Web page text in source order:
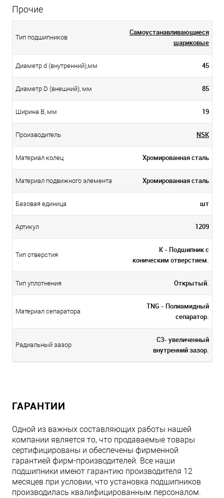
Прочие
Тип подшипников
Самоустанавливающиеся
шариковые
Диаметр d (внутренний),мм 45
Диаметр D (внешний), мм 85
Ширина B, мм 19
Производитель NSK
Материал колец Хромированная сталь
Материал подвижного элемента Хромированная сталь
Базовая единица шт
Артикул 1209
Тип отверстия
K - Подшипник с
коническим отверстием.
Тип уплотнения Открытый.
Материал сепаратора
TNG - Полиамидный
сепаратор.
Радиальный зазор
C3- увеличенный
внутренний зазор.
ГАРАНТИИ
Одной из важных составляющих работы нашей
компании является то, что продаваемые товары
сертифицированы и обеспечены фирменной
гарантией фирм-производителей. Все наши
подшипники имеют гарантию производителя 12
месяцев при условии, что установка подшипников
производилась квалифицированным персоналом.